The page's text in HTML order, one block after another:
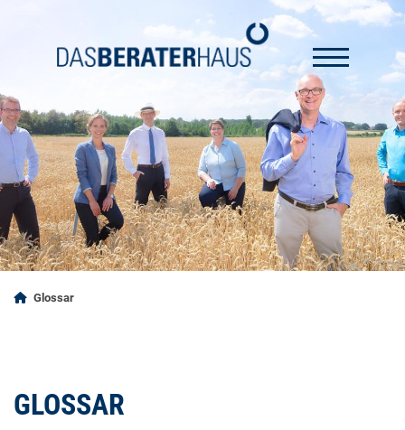
Glossar
GLOSSAR